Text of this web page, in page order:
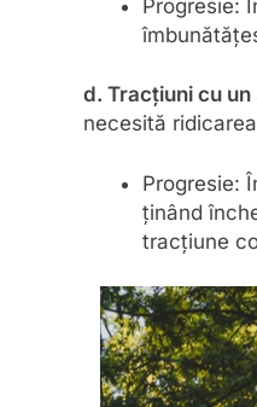
Progresie:
d. Tracțiuni cu
necesită
Progresie:
ținând
tracțiune